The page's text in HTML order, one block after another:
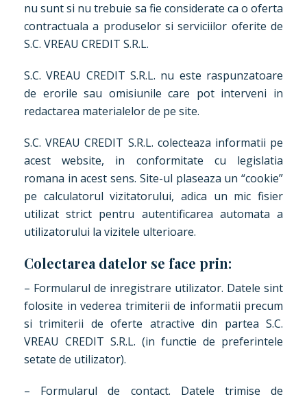
nu sunt si nu trebuie sa fie considerate ca o oferta
contractuala a produselor si serviciilor oferite de
S.C. VREAU CREDIT S.R.L.
S.C. VREAU CREDIT S.R.L. nu este raspunzatoare
de erorile sau omisiunile care pot interveni in
redactarea materialelor de pe site.
S.C. VREAU CREDIT S.R.L. colecteaza informatii pe
acest website, in conformitate cu legislatia
romana in acest sens. Site-ul plaseaza un “cookie”
pe calculatorul vizitatorului, adica un mic fisier
utilizat strict pentru autentificarea automata a
utilizatorului la vizitele ulterioare.
Colectarea datelor se face prin:
– Formularul de inregistrare utilizator. Datele sint
folosite in vederea trimiterii de informatii precum
si trimiterii de oferte atractive din partea S.C.
VREAU CREDIT S.R.L. (in functie de preferintele
setate de utilizator).
– Formularul de contact. Datele trimise de